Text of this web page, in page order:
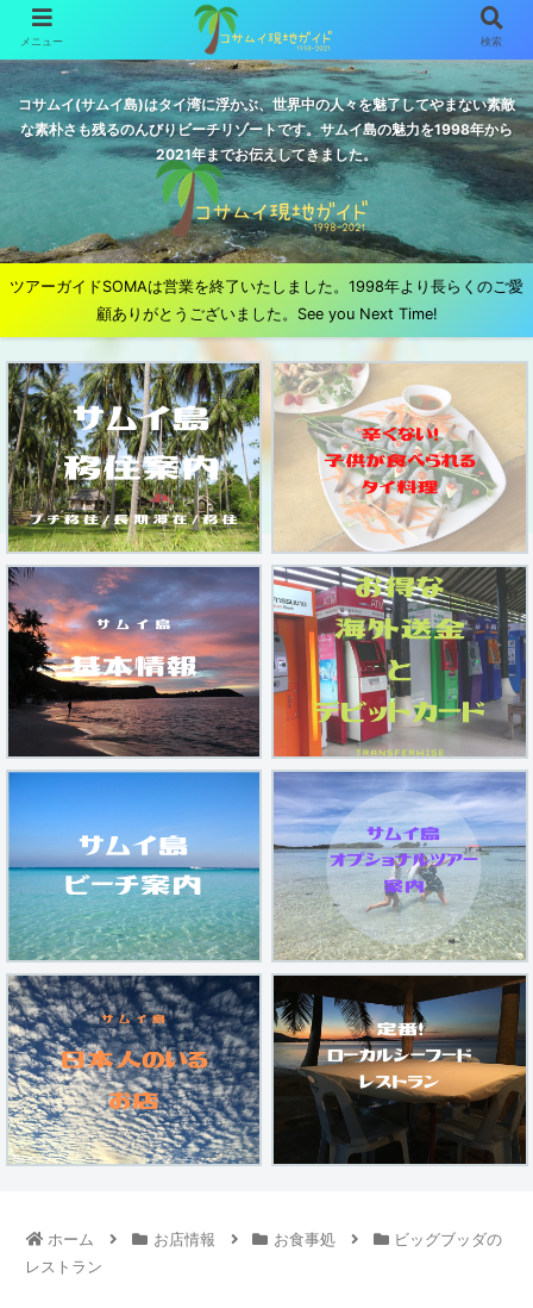
コサムイ(サムイ島)はタイ湾に浮かぶ、世界中の人々を魅了してやまない素敵
な素朴さも残るのんびりビーチリゾートです。サムイ島の魅力を1998年から
2021年までお伝えしてきました。
ツアーガイドSOMAは営業を終了いたしました。1998年より長らくのご愛
顧ありがとうございました。See you Next Time!
ホーム お店情報 お食事処
ビッグブッダの
レストラン
メニュー 検索